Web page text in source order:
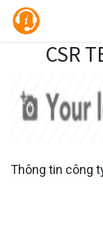
CSR
Thông tin công